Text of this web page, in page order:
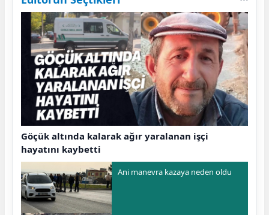
Göçük altında kalarak ağır yaralanan işçi
hayatını kaybetti
Ani manevra kazaya neden oldu